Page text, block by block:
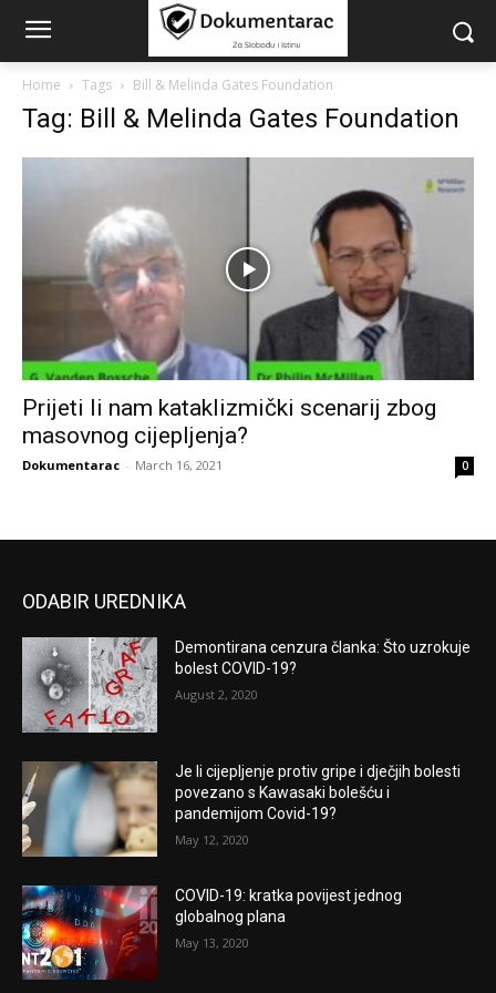
Home Tags Bill & Melinda Gates Foundation
Tag: Bill & Melinda Gates Foundation
Prijeti li nam kataklizmički scenarij zbog
masovnog cijepljenja?
Dokumentarac - March 16, 2021 0
ODABIR UREDNIKA
Demontirana cenzura članka: Što uzrokuje
bolest COVID-19?
August 2, 2020
Je li cijepljenje protiv gripe i dječjih bolesti
povezano s Kawasaki bolešću i
pandemijom Covid-19?
May 12, 2020
COVID-19: kratka povijest jednog
globalnog plana
May 13, 2020